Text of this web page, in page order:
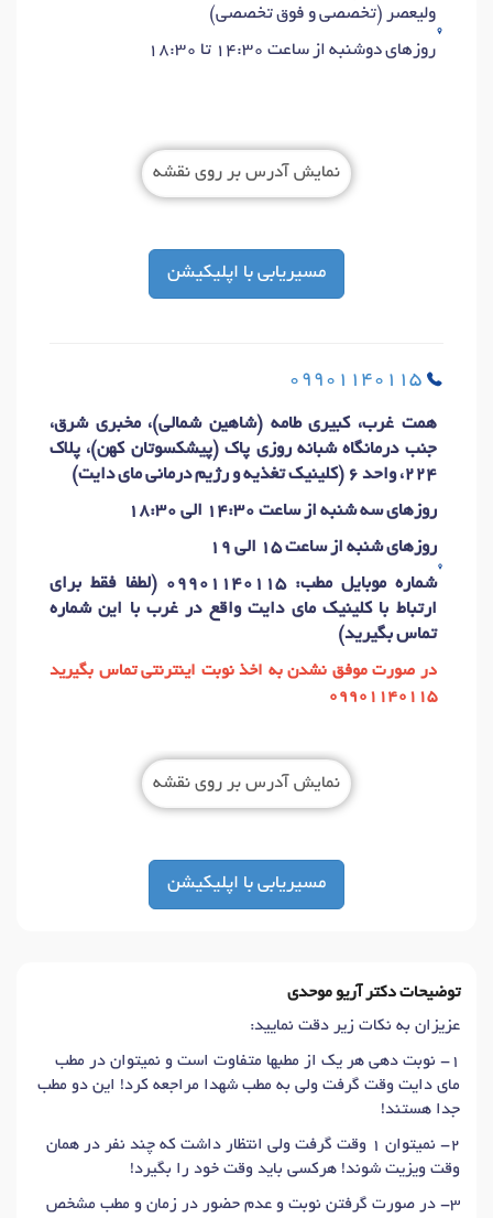
ولیعصر (تخصصی و فوق تخصصی)
روزهای دوشنبه از ساعت 14:30 تا 18:30
نمایش آدرس بر روی نقشه
مسیریابی با اپلیکیشن
09901140115
همت غرب، کبیری طامه (شاهین شمالی)، مخبری شرق،
جنب درمانگاه شبانه روزی پاک (پیشکسوتان کهن)، پلاک
224، واحد 6 (کلینیک تغذیه و رژیم درمانی مای دایت)
روزهای سه شنبه از ساعت 14:30 الی 18:30
روزهای شنبه از ساعت 15 الی 19
شماره موبایل مطب: 09901140115 (لطفا فقط برای
ارتباط با کلینیک مای دایت واقع در غرب با این شماره
تماس بگیرید)
در صورت موفق نشدن به اخذ نوبت اینترنتی تماس بگیرید
09901140115
نمایش آدرس بر روی نقشه
مسیریابی با اپلیکیشن
توضیحات دکتر آریو موحدی
عزیزان به نکات زیر دقت نمایید:
1- نوبت دهی هر یک از مطبها متفاوت است و نمیتوان در مطب
مای دایت وقت گرفت ولی به مطب شهدا مراجعه کرد! این دو مطب
جدا هستند!
2- نمیتوان 1 وقت گرفت ولی انتظار داشت که چند نفر در همان
وقت ویزیت شوند! هرکسی باید وقت خود را بگیرد!
3- در صورت گرفتن نوبت و عدم حضور در زمان و مطب مشخص